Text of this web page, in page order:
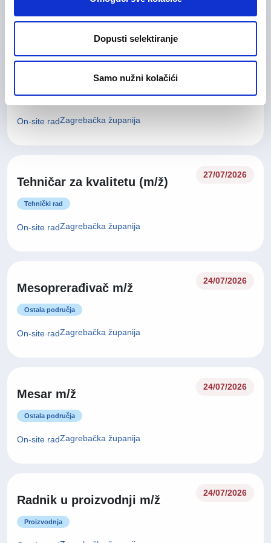
Dopusti selektiranje
Samo nužni kolačići
Glavna medicinska sestra (m/
28/07/2026
Medicinska i zdravstvena njega
On-site radZagrebačka županija
Tehničar za kvalitetu (m/ž)
27/07/2026
Tehnički rad
On-site radZagrebačka županija
Mesoprerađivač m/ž
24/07/2026
Ostala područja
On-site radZagrebačka županija
Mesar m/ž
24/07/2026
Ostala područja
On-site radZagrebačka županija
Radnik u proizvodnji m/ž
24/07/2026
Proizvodnja